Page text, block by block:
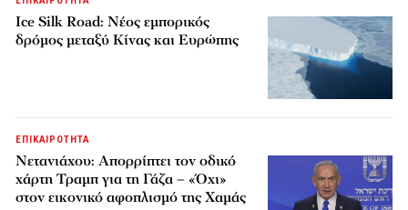
Ice Silk Road: Nέος εμπορικός
δρόμος μεταξύ Κίνας και Ευρώπης
ΕΠΙΚΑΙΡΟΤΗΤΑ
Νετανιάχου: Απορρίπτει τον οδικό
χάρτη Τραμπ για τη Γάζα – «Όχι»
στον εικονικό αφοπλισμό της Χαμάς